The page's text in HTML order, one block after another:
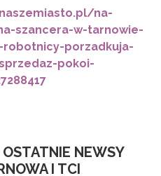
na-
szancera-w-tarnowie-
porzadkuja-
pokoi-
NEWSY
I TCI